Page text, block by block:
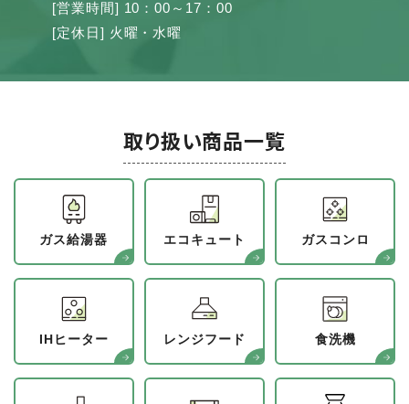
[営業時間] 10：00～17：00
[定休日] 火曜・水曜
取り扱い商品一覧
ガス給湯器 エコキュート ガスコンロ
IHヒーター レンジフード 食洗機